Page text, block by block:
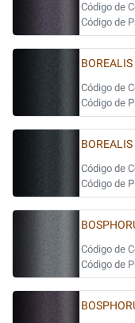
Código de
Código de
Código de
Código de
Código de
Código de
Código de
Código de